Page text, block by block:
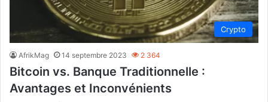
Crypto
AfrikMag 14 septembre 2023 2 364
Bitcoin vs. Banque Traditionnelle :
Avantages et Inconvénients